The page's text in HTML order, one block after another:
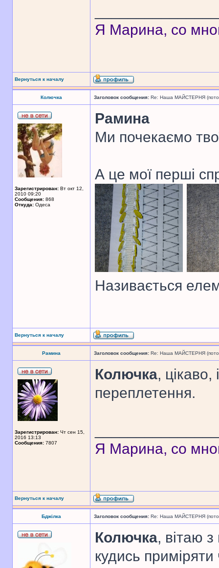
Я Марина, со
Вернуться к началу
Колючка Заголовок сообщения: Re: Наша МАЙСТЕРНЯ
Зарегистрирован: Вт окт 12,
2010 09:20
Сообщения: 868
Откуда: Одеса
Рамина
Ми почекаємо
А це мої перші
Називається
Вернуться к началу
Рамина Заголовок сообщения: Re: Наша МАЙСТЕРНЯ
Зарегистрирован: Чт сен 15,
2016 13:13
Сообщения: 7807
Колючка,
переплетення.
Я Марина, со
Вернуться к началу
Бджілка Заголовок сообщения: Re: Наша МАЙСТЕРНЯ
Колючка, вітаю
кудись приміряти